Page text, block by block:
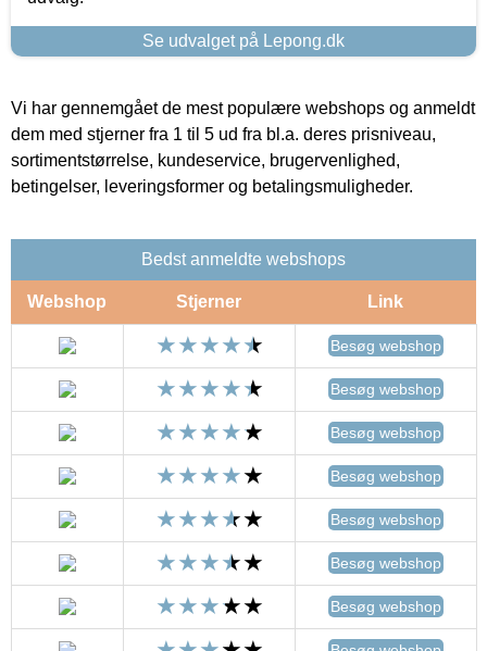
Se udvalget på Lepong.dk
Vi har gennemgået de mest populære webshops og anmeldt
dem med stjerner fra 1 til 5 ud fra bl.a. deres prisniveau,
sortimentstørrelse, kundeservice, brugervenlighed,
betingelser, leveringsformer og betalingsmuligheder.
Bedst anmeldte webshops
Webshop Stjerner Link
Besøg webshop
Besøg webshop
Besøg webshop
Besøg webshop
Besøg webshop
Besøg webshop
Besøg webshop